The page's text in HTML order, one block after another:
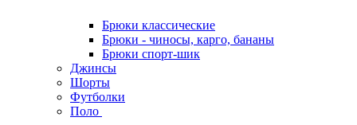
Брюки классические
Брюки - чиносы, карго, бананы
Брюки спорт-шик
Джинсы
Шорты
Футболки
Поло